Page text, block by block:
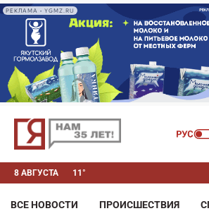
РЕКЛАМА • YGMZ.RU
8 АВГУСТА 11°
ВСЕ НОВОСТИ ПРОИСШЕСТВИЯ